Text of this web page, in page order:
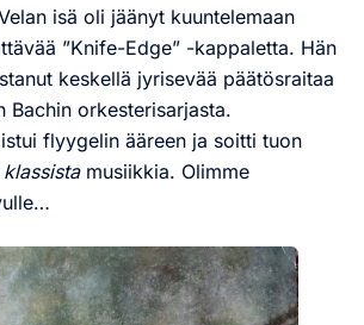
isä oli jäänyt kuuntelemaan
”Knife-Edge” -kappaletta. Hän
keskellä jyrisevää päätösraitaa
Bachin orkesterisarjasta.
flyygelin ääreen ja soitti tuon
klassistamusiikkia. Olimme